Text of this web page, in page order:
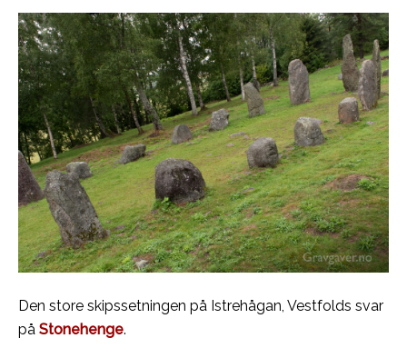
Den store skipssetningen på Istrehågan, Vestfolds svar
på Stonehenge.